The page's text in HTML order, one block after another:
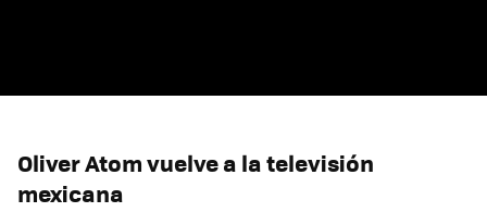
Oliver Atom vuelve a la televisión
mexicana